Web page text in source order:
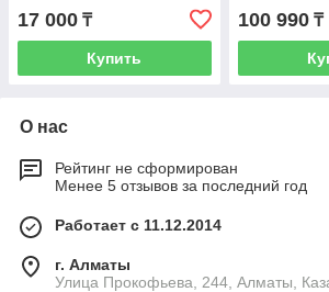
17 000 ₸
Купить
100 990₸
О нас
Рейтинг не сформирован
Менее 5 отзывов за последний год
Работает с 11.12.2014
г. Алматы
​Улица Прокофьева, 244, Алматы,